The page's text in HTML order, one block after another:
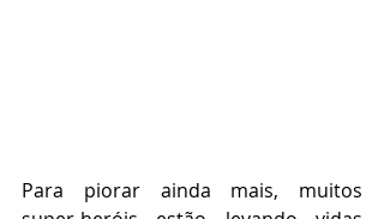
Para piorar ainda mais, muitos